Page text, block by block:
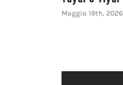
Maggio 19th, 2026